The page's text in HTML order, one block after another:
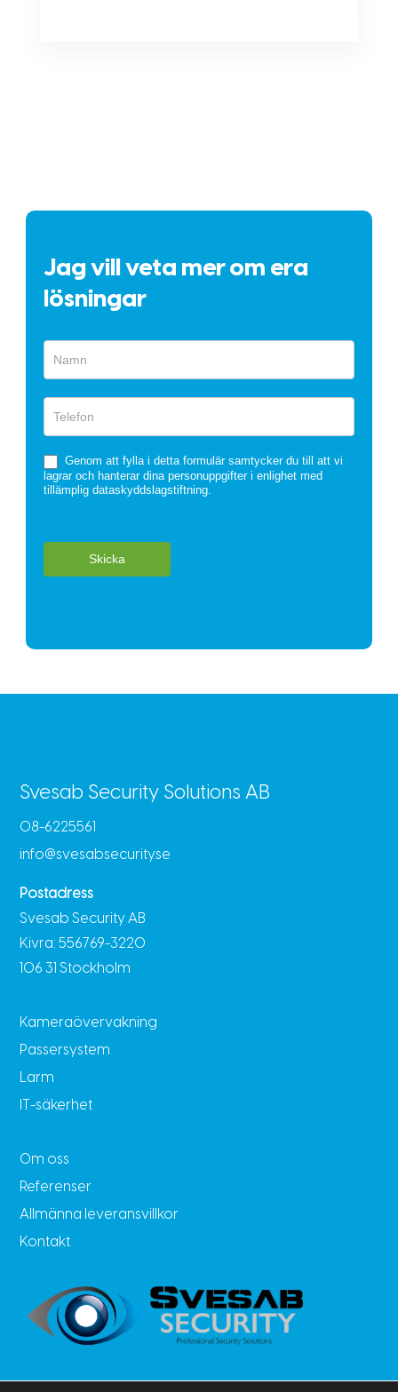
Jag vill veta mer om era
lösningar
Genom att fylla i detta formulär samtycker du till att vi
lagrar och hanterar dina personuppgifter i enlighet med
tillämplig dataskyddslagstiftning.
Skicka
Svesab Security Solutions AB
08-6225561
info@svesabsecurity.se
Postadress
Svesab Security AB
Kivra: 556769-3220
106 31 Stockholm
Kameraövervakning
Passersystem
Larm
IT-säkerhet
Om oss
Referenser
Allmänna leveransvillkor
Kontakt